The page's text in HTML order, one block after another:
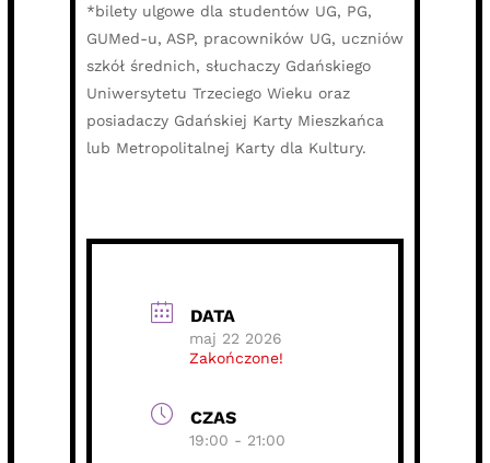
*bilety ulgowe dla studentów UG, PG,
GUMed-u, ASP, pracowników UG, uczniów
szkół średnich, słuchaczy Gdańskiego
Uniwersytetu Trzeciego Wieku oraz
posiadaczy Gdańskiej Karty Mieszkańca
lub Metropolitalnej Karty dla Kultury.
DATA
maj 22 2026
Zakończone!
CZAS
19:00 - 21:00